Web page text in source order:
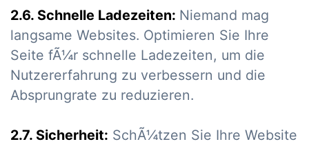
2.6. Schnelle Ladezeiten: Niemand mag
langsame Websites. Optimieren Sie Ihre
Seite fÃ¼r schnelle Ladezeiten, um die
Nutzererfahrung zu verbessern und die
Absprungrate zu reduzieren.
2.7. Sicherheit: SchÃ¼tzen Sie Ihre Website